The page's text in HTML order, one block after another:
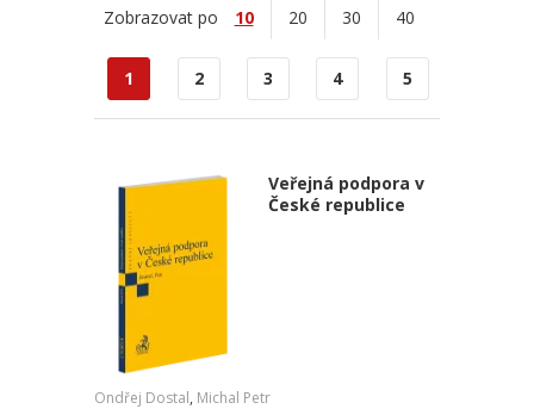
Zobrazovat po 10 20 30 40
1 2 3 4 5
Veřejná podpora v
České republice
Ondřej Dostal, Michal Petr